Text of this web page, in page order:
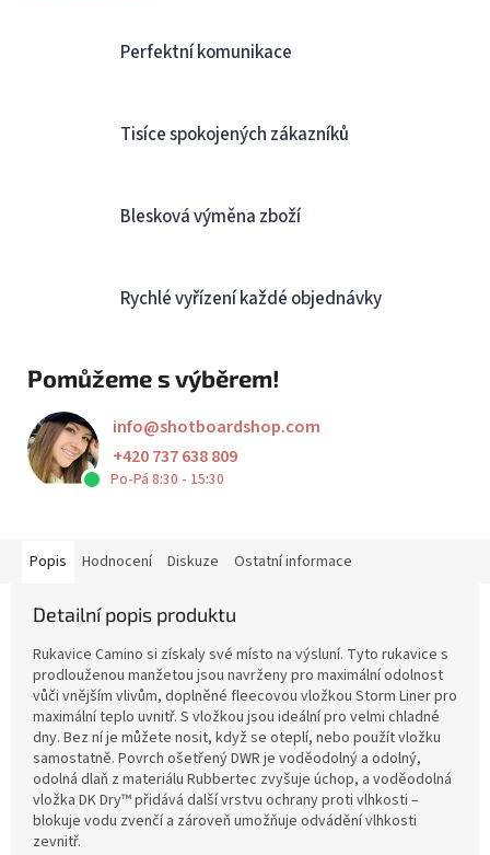
Perfektní komunikace
Tisíce spokojených zákazníků
Blesková výměna zboží
Rychlé vyřízení každé objednávky
Pomůžeme s výběrem!
info@shotboardshop.com
+420 737 638 809
Po-Pá 8:30 - 15:30
Popis Hodnocení Diskuze Ostatní informace
Detailní popis produktu
Rukavice Camino si získaly své místo na výsluní. Tyto rukavice s
prodlouženou manžetou jsou navrženy pro maximální odolnost
vůči vnějším vlivům, doplněné fleecovou vložkou Storm Liner pro
maximální teplo uvnitř. S vložkou jsou ideální pro velmi chladné
dny. Bez ní je můžete nosit, když se oteplí, nebo použít vložku
samostatně. Povrch ošetřený DWR je voděodolný a odolný,
odolná dlaň z materiálu Rubbertec zvyšuje úchop, a voděodolná
vložka DK Dry™ přidává další vrstvu ochrany proti vlhkosti –
blokuje vodu zvenčí a zároveň umožňuje odvádění vlhkosti
zevnitř.